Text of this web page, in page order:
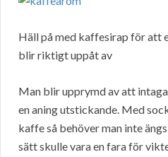
Häll på med kaffesirap för att
blir riktigt uppåt av
Man blir upprymd av att
en aning utstickande. Med
kaffe så behöver man inte
sätt skulle vara en fara för